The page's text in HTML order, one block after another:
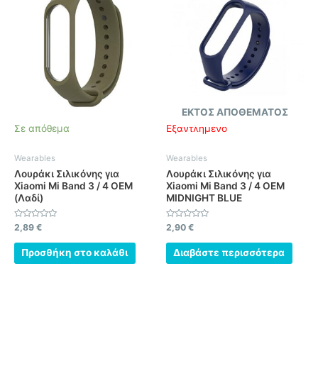
Σε απόθεμα
Wearables
Λουράκι Σιλικόνης για
Xiaomi Mi Band 3 / 4 OEM
(Λαδί)
Βαθμολογήθηκε
με
0
από
2,89 €
Προσθήκη στο καλάθι
ΕΚΤΌΣ ΑΠΟΘΈΜΑΤΟΣ
Εξαντλημένο
Wearables
Λουράκι Σιλικόνης για
Xiaomi Mi Band 3 / 4 OEM
MIDNIGHT BLUE
Βαθμολογήθηκε
με
0
από
2,90 €
Διαβάστε περισσότερα